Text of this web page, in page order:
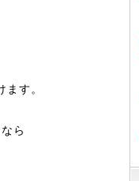
す。
ら